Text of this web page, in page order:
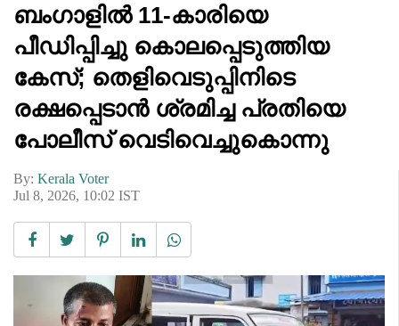
ബംഗാളിൽ 11-കാരിയെ
പീഡിപ്പിച്ചു കൊലപ്പെടുത്തിയ
കേസ്; തെളിവെടുപ്പിനിടെ
രക്ഷപ്പെടാൻ ശ്രമിച്ച പ്രതിയെ
പോലീസ് വെടിവെച്ചുകൊന്നു
By: Kerala Voter
Jul 8, 2026, 10:02 IST